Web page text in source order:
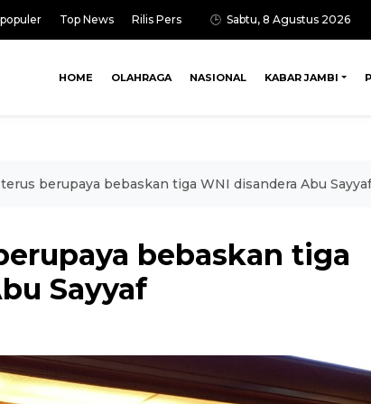
Top News Rilis Pers Sabtu, 8 Agustus 2026
HOME OLAHRAGA NASIONAL KABAR JAMBI
berupaya bebaskan tiga WNI disandera Abu Sayyaf
bebaskan tiga
Sayyaf